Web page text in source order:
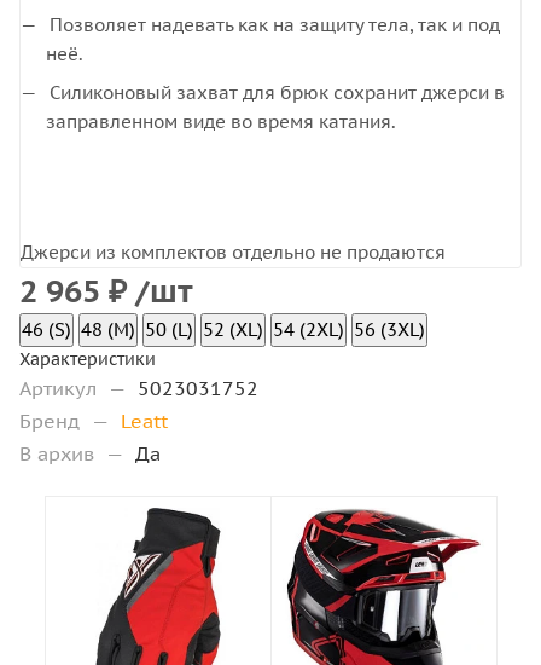
Позволяет надевать как на защиту тела, так и под
неё.
Силиконовый захват для брюк сохранит джерси в
заправленном виде во время катания.
Джерси из комплектов отдельно не продаются
2 965 ₽ /шт
46 (S) 48 (M) 50 (L) 52 (XL) 54 (2XL) 56 (3XL)
Характеристики
Артикул — 5023031752
Бренд — Leatt
В архив — Да